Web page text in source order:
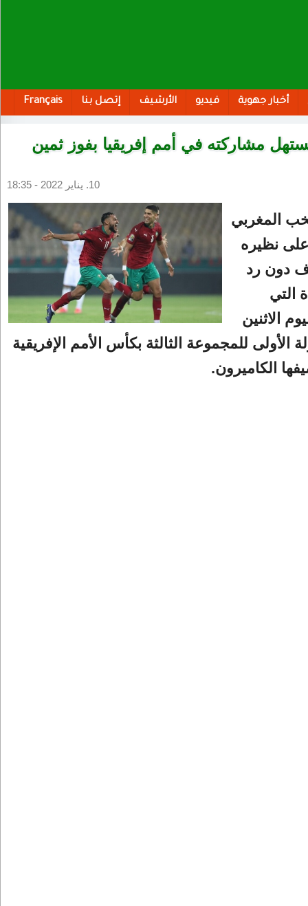
أخبار جهوية فيديو الأرشيف إتصل بنا Français
مشاركته في أمم إفريقيا بفوز ثمين
10. يناير 2022 - 18:35
المغربي
على نظيره
دون رد
التي
الاثنين
الأولى للمجموعة الثالثة بكأس الأمم الإفريقية
الكاميرون.